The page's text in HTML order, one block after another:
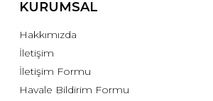
KURUMSAL
Hakkımızda
İletişim
İletişim Formu
Havale Bildirim Formu